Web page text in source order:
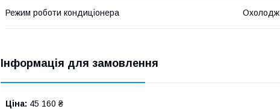
Режим роботи кондиціонера
Інформація для замовлення
Ціна: 45 160 ₴